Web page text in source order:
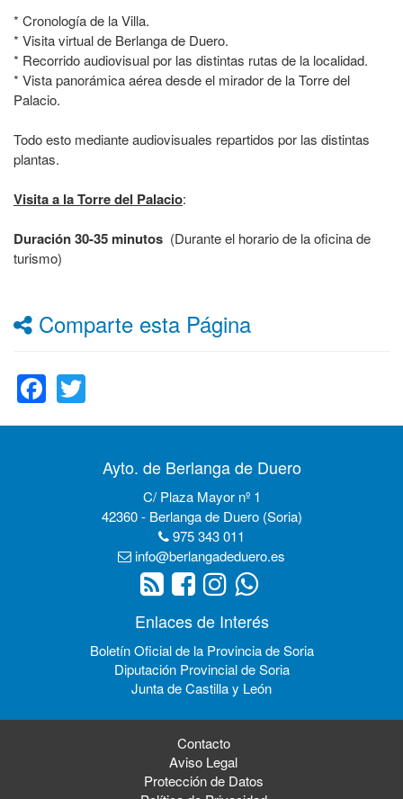
* Cronología de la Villa.
* Visita virtual de Berlanga de Duero.
* Recorrido audiovisual por las distintas rutas de la localidad.
* Vista panorámica aérea desde el mirador de la Torre del
Palacio.
Todo esto mediante audiovisuales repartidos por las distintas
plantas.
Visita a la Torre del Palacio:
Duración 30-35 minutos (Durante el horario de la oficina de
turismo)
Comparte esta Página
Facebook
Ayto. de Berlanga de Duero
C/ Plaza Mayor nº 1
42360 - Berlanga de Duero (Soria)
975 343 011
info@berlangadeduero.es
Enlaces de Interés
Boletín Oficial de la Provincia de Soria
Diputación Provincial de Soria
Junta de Castilla y León
Contacto
Aviso Legal
Protección de Datos